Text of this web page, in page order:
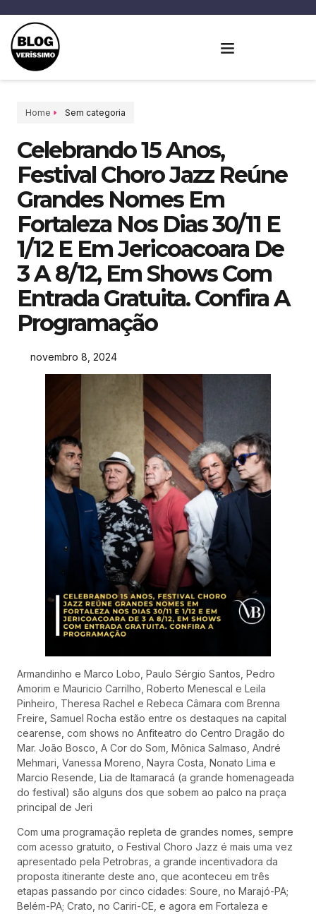
Home Sem categoria
Celebrando 15 Anos,
Festival Choro Jazz Reúne
Grandes Nomes Em
Fortaleza Nos Dias 30/11 E
1/12 E Em Jericoacoara De
3 A 8/12, Em Shows Com
Entrada Gratuita. Confira A
Programação
novembro 8, 2024
Armandinho e Marco Lobo, Paulo Sérgio Santos, Pedro
Amorim e Mauricio Carrilho, Roberto Menescal e Leila
Pinheiro, Theresa Rachel e Rebeca Câmara com Brenna
Freire, Samuel Rocha estão entre os destaques na capital
cearense, com shows no Anfiteatro do Centro Dragão do
Mar. João Bosco, A Cor do Som, Mônica Salmaso, André
Mehmari, Vanessa Moreno, Nayra Costa, Nonato Lima e
Marcio Resende, Lia de Itamaracá (a grande homenageada
do festival) são alguns dos que sobem ao palco na praça
principal de Jeri
Com uma programação repleta de grandes nomes, sempre
com acesso gratuito, o Festival Choro Jazz é mais uma vez
apresentado pela Petrobras, a grande incentivadora da
proposta itinerante deste ano, que aconteceu em três
etapas passando por cinco cidades: Soure, no Marajó-PA;
Belém-PA; Crato, no Cariri-CE, e agora em Fortaleza e